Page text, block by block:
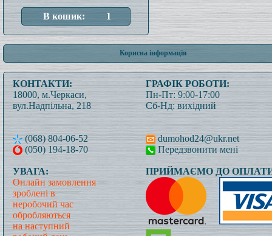
Корисна інформація
КОНТАКТИ:
18000, м.Черкаси,
вул.Надпільна, 218
(068) 804-06-52
(050) 194-18-70
ГРАФІК РОБОТИ:
Пн-Пт: 9:00-17:00
Сб-Нд: вихідний
dumohod24@ukr.net
Передзвонити мені
УВАГА:
Онлайн замовлення
зроблені в
неробочий час
обробляються
на наступний
ПРИЙМАЄМО ДО